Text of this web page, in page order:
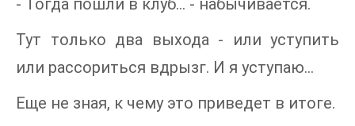
- Тогда пошли в клуб... - набычивается.
Тут только два выхода - или уступить
или рассориться вдрызг. И я уступаю...
Еще не зная, к чему это приведет в итоге.